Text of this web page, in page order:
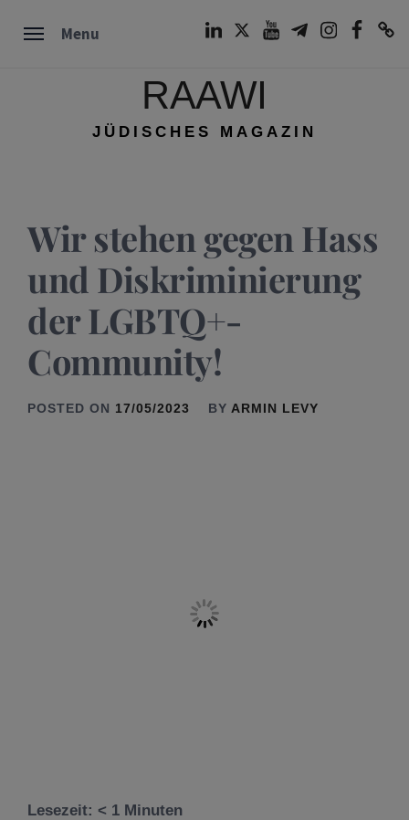
Menu
RAAWI
JÜDISCHES MAGAZIN
Wir stehen gegen Hass
und Diskriminierung
der LGBTQ+-
Community!
POSTED ON 17/05/2023 BY ARMIN LEVY
Lesezeit: < 1 Minuten